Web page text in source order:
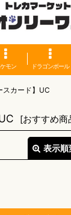
モン ドラゴンボール
スカード】UC
[おすすめ商
表示順